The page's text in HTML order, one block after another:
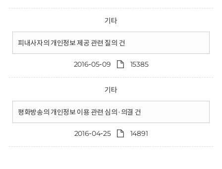
기타
피내사자의 개인정보 제공 관련 질의 건
2016-05-09 15385
기타
평화방송의 개인정보 이용 관련 심의·의결 건
2016-04-25 14891